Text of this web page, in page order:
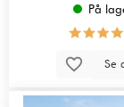
På
Se